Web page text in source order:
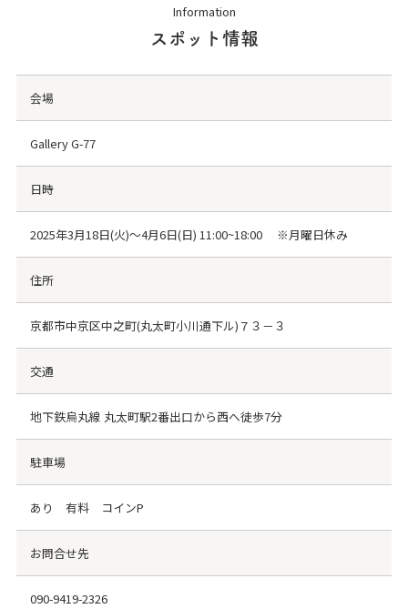
Information
スポット情報
会場
Gallery G-77
日時
2025年3月18日(火)～4月6日(日) 11:00~18:00 ※月曜日休み
住所
京都市中京区中之町(丸太町小川通下ル)７３－３
交通
地下鉄烏丸線 丸太町駅2番出口から西へ徒歩7分
駐車場
あり 有料 コインP
お問合せ先
090-9419-2326